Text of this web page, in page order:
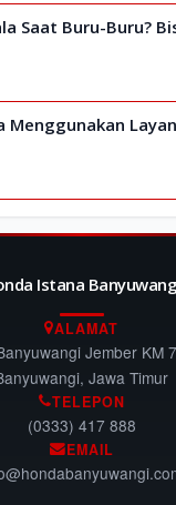
Saat Buru-Buru?
Menggunakan
Istana
ALAMAT
Jember KM
Jawa Timur
TELEPON
(0333) 417 888
EMAIL